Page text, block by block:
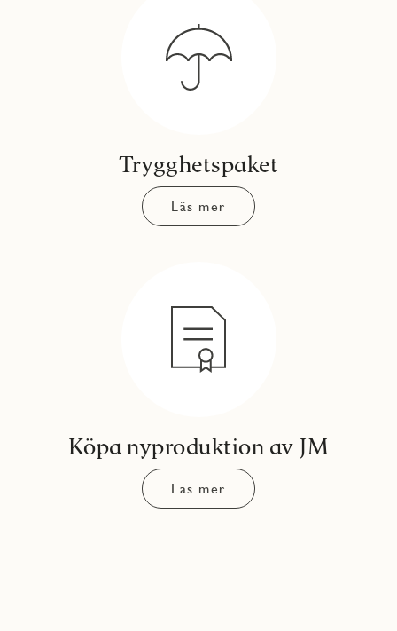
Trygghetspaket
Läs mer
Köpa nyproduktion av JM
Läs mer